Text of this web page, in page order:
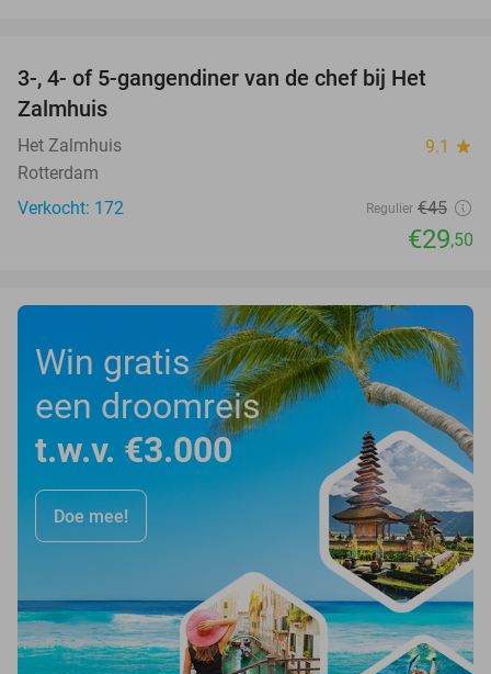
34%
3-, 4- of 5-gangendiner van de chef bij Het
Zalmhuis
Het Zalmhuis 9.1 star
Rotterdam
Verkocht: 172
Regulier €45
€29,50
Win gratis
een droomreis
t.w.v. €3.000
Doe mee!